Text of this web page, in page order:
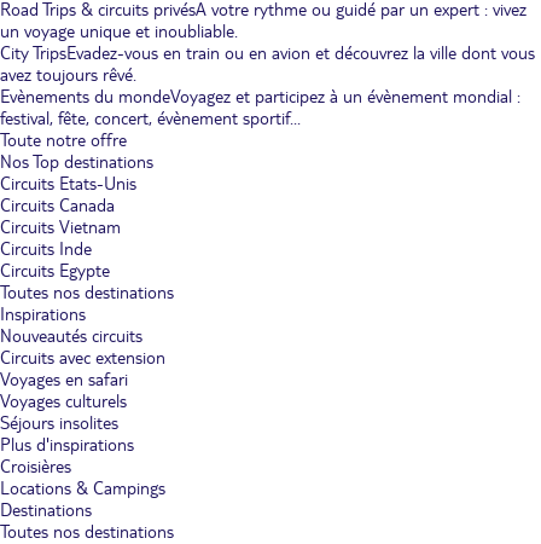
Road Trips & circuits privésA votre rythme ou guidé par un expert : vivez
un voyage unique et inoubliable.
City TripsEvadez-vous en train ou en avion et découvrez la ville dont vous
avez toujours rêvé.
Evènements du mondeVoyagez et participez à un évènement mondial :
festival, fête, concert, évènement sportif...
Toute notre offre
Nos Top destinations
Circuits Etats-Unis
Circuits Canada
Circuits Vietnam
Circuits Inde
Circuits Egypte
Toutes nos destinations
Inspirations
Nouveautés circuits
Circuits avec extension
Voyages en safari
Voyages culturels
Séjours insolites
Plus d'inspirations
Croisières
Locations & Campings
Destinations
Toutes nos destinations